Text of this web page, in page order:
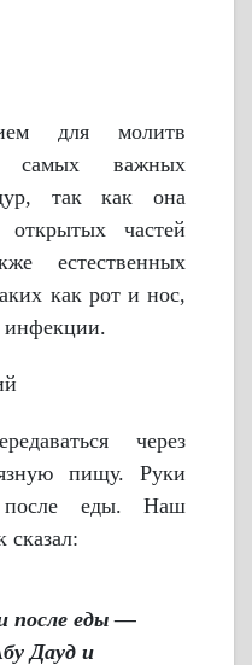
для молитв
самых важных
так как она
открытых частей
естественных
как рот и нос,
инфекции.
через
пищу. Руки
еды. Наш
сказал:
после еды —
Дауд и